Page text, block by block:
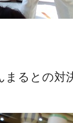
まるとの対